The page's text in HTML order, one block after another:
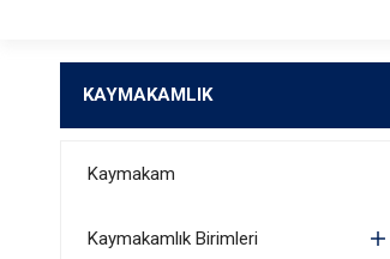
KAYMAKAMLIK
Kaymakam
Kaymakamlık Birimleri